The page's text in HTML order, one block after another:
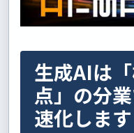
生成AIは
点」の分
速化します